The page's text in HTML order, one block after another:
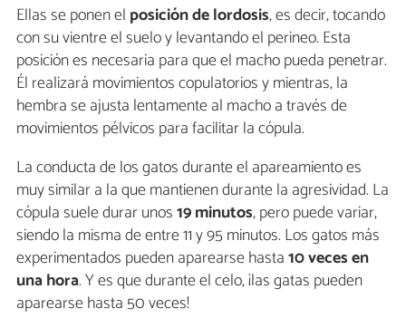
Ellas se ponen el posición de lordosis, es decir, tocando
con su vientre el suelo y levantando el perineo. Esta
posición es necesaria para que el macho pueda penetrar.
Él realizará movimientos copulatorios y mientras, la
hembra se ajusta lentamente al macho a través de
movimientos pélvicos para facilitar la cópula.
La conducta de los gatos durante el apareamiento es
muy similar a la que mantienen durante la agresividad. La
cópula suele durar unos19 minutos, pero puede variar,
siendo la misma de entre 11 y 95 minutos. Los gatos más
experimentados pueden aparearse hasta10 veces en
una hora. Y es que durante el celo, ¡las gatas pueden
aparearse hasta 50 veces!